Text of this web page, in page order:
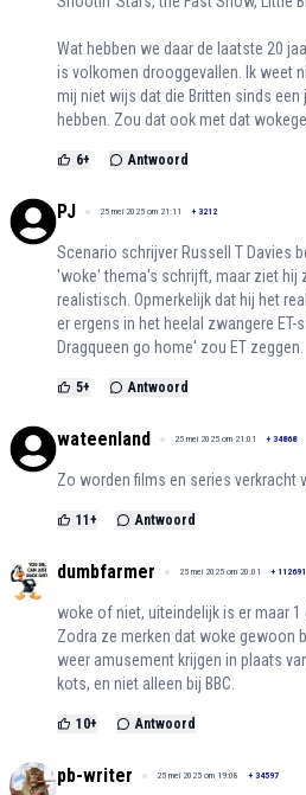
Wat hebben we daar de laatste 20
is volkomen drooggevallen. Ik weet
mij niet wijs dat die Britten sinds
hebben. Zou dat ook met dat
6+ Antwoord
PJ 25 mei 2025 om 21:11 + 3212
Scenario schrijver Russell T Davies
'woke' thema's schrijft, maar ziet hij
realistisch. Opmerkelijk dat hij het
er ergens in het heelal zwangere ET-
Dragqueen go home' zou ET zeggen.
5+ Antwoord
wateenland 25 mei 2025 om 21:01 + 34868
Zo worden films en series verkracht
11 + Antwoord
dumbfarmer 25 mei 2025 om 20:01 + 112691
woke of niet, uiteindelijk is er maar
Zodra ze merken dat woke gewoon
weer amusement krijgen in plaats
kots, en niet alleen bij BBC.
10+ Antwoord
pb-writer 25 mei 2025 om 19:08 + 34597